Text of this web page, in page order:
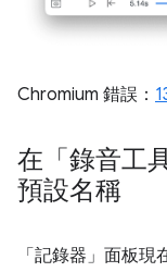
Chromium 錯誤：
在「錄音工
預設名稱
「記錄器」 面板現